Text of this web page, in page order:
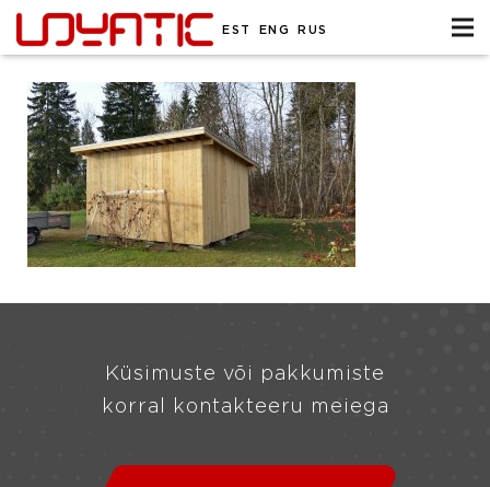
EST ENG RUS
Küsimuste või pakkumiste
korral kontakteeru meiega